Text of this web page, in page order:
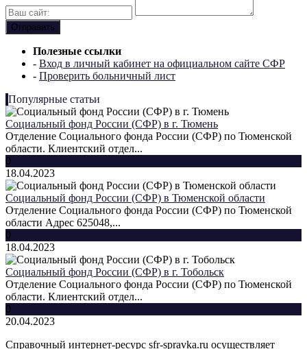
Полезные ссылки
- Вход в личный кабинет на официальном сайте СФР
- Проверить больничный лист
Популярные статьи
Социальный фонд России (СФР) в г. Тюмень
Отделение Социального фонда России (СФР) по Тюменской
области. Клиентский отдел...
0
18.04.2023
Социальный фонд России (СФР) в Тюменской области
Отделение Социального фонда России (СФР) по Тюменской
области Адрес 625048,...
0
18.04.2023
Социальный фонд России (СФР) в г. Тобольск
Отделение Социального фонда России (СФР) по Тюменской
области. Клиентский отдел...
0
20.04.2023
Справочный интернет-ресурс sfr-spravka.ru осуществляет